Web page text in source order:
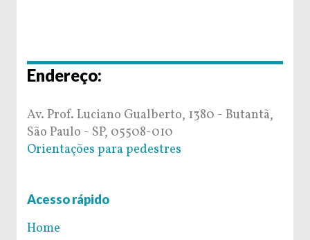
Endereço:
Av. Prof. Luciano Gualberto, 1380 - Butantã,
São Paulo - SP, 05508-010
Orientações para pedestres
Acesso rápido
Home